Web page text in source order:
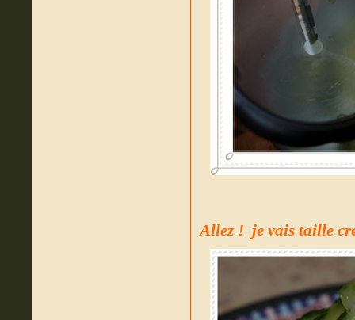
Allez ! je vais taille